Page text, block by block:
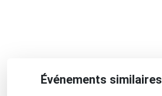
Événements similaires